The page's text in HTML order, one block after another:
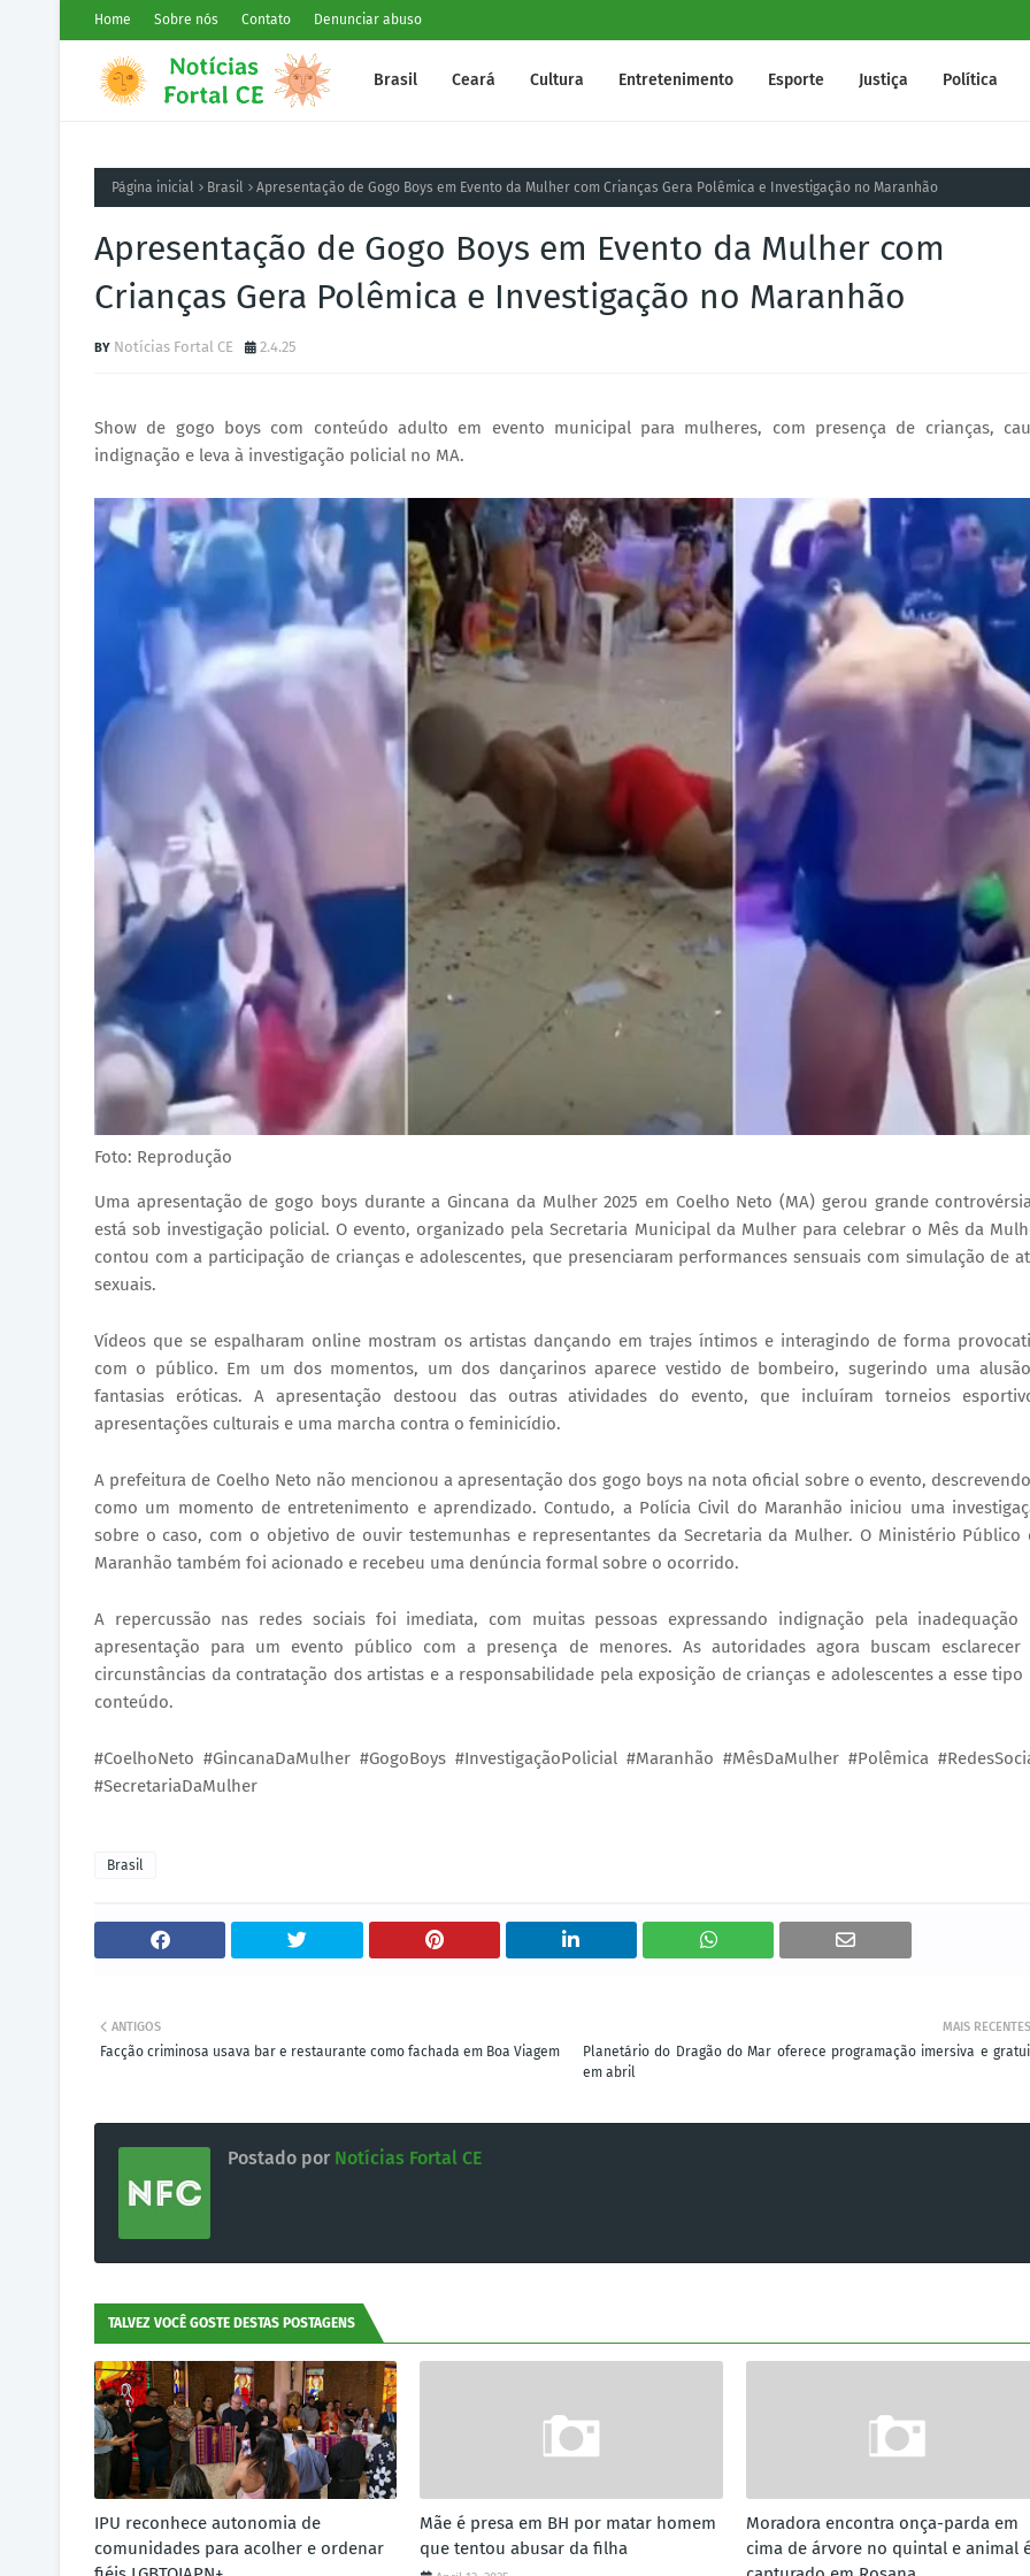
Home Sobre nós Contato Denunciar abuso
Brasil Ceará Cultura Entretenimento Esporte Justiça Política
Página inicial Brasil Apresentação de Gogo Boys em Evento da Mulher com Crianças Gera Polêmica e Investigação no Maranhão
Apresentação de Gogo Boys em Evento da Mulher com
Crianças Gera Polêmica e Investigação no Maranhão
Notícias Fortal CE 2.4.25
Show de gogo boys com conteúdo adulto em evento municipal para mulheres, com presença de crianças,
indignação e leva à investigação policial no MA.
Foto: Reprodução
Uma apresentação de gogo boys durante a Gincana da Mulher 2025 em Coelho Neto (MA) gerou grande
está sob investigação policial. O evento, organizado pela Secretaria Municipal da Mulher para celebrar o Mês da
contou com a participação de crianças e adolescentes, que presenciaram performances sensuais com simulação de
sexuais.
Vídeos que se espalharam online mostram os artistas dançando em trajes íntimos e interagindo de forma
com o público. Em um dos momentos, um dos dançarinos aparece vestido de bombeiro, sugerindo uma
fantasias eróticas. A apresentação destoou das outras atividades do evento, que incluíram torneios
apresentações culturais e uma marcha contra o feminicídio.
A prefeitura de Coelho Neto não mencionou a apresentação dos gogo boys na nota oficial sobre o evento,
como um momento de entretenimento e aprendizado. Contudo, a Polícia Civil do Maranhão iniciou uma
sobre o caso, com o objetivo de ouvir testemunhas e representantes da Secretaria da Mulher. O Ministério Público
Maranhão também foi acionado e recebeu uma denúncia formal sobre o ocorrido.
A repercussão nas redes sociais foi imediata, com muitas pessoas expressando indignação pela inadequação
apresentação para um evento público com a presença de menores. As autoridades agora buscam esclarecer
circunstâncias da contratação dos artistas e a responsabilidade pela exposição de crianças e adolescentes a esse tipo
conteúdo.
#CoelhoNeto #GincanaDaMulher #GogoBoys #InvestigaçãoPolicial #Maranhão #MêsDaMulher #Polêmica
#SecretariaDaMulher
Brasil
MAIS RECENTES
Planetário do Dragão do Mar oferece programação imersiva e
em abril
ANTIGOS
Facção criminosa usava bar e restaurante como fachada em Boa Viagem
Postado por Notícias Fortal CE
TALVEZ VOCÊ GOSTE DESTAS POSTAGENS
IPU reconhece autonomia de
comunidades para acolher e ordenar
Mãe é presa em BH por matar homem
que tentou abusar da filha
Moradora encontra onça-parda em
cima de árvore no quintal e animal